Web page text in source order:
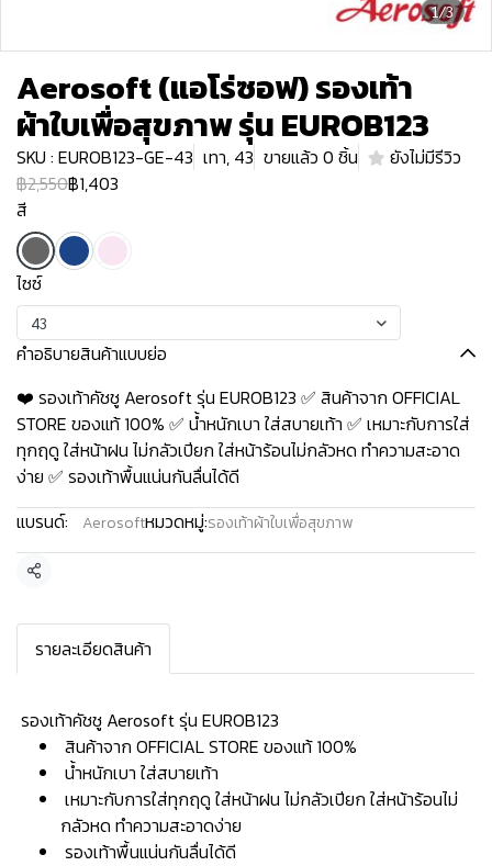
1/3
Aerosoft (แอโร่ซอฟ) รองเท้า
ผ้าใบเพื่อสุขภาพ รุ่น EUROB123
SKU : EUROB123-GE-43 เทา, 43 ขายแล้ว 0 ชิ้น
ยังไม่มีรีวิว
฿2,550฿1,403
สี
ไซซ์
43
คำอธิบายสินค้าแบบย่อ
❤️ รองเท้าคัชชู Aerosoft รุ่น EUROB123 ✅ สินค้าจาก OFFICIAL
STORE ของแท้ 100% ✅ น้ำหนักเบา ใส่สบายเท้า ✅ เหมาะกับการใส่
ทุกฤดู ใส่หน้าฝน ไม่กลัวเปียก ใส่หน้าร้อนไม่กลัวหด ทำความสะอาด
ง่าย ✅ รองเท้าพื้นแน่นกันลื่นได้ดี
แบรนด์:
Aerosoftหมวดหมู่:รองเท้าผ้าใบเพื่อสุขภาพ
แชร์
รายละเอียดสินค้า
️ รองเท้าคัชชู Aerosoft รุ่น EUROB123
สินค้าจาก OFFICIAL STORE ของแท้ 100%
น้ำหนักเบา ใส่สบายเท้า
เหมาะกับการใส่ทุกฤดู ใส่หน้าฝน ไม่กลัวเปียก ใส่หน้าร้อนไม่
กลัวหด ทำความสะอาดง่าย
รองเท้าพื้นแน่นกันลื่นได้ดี